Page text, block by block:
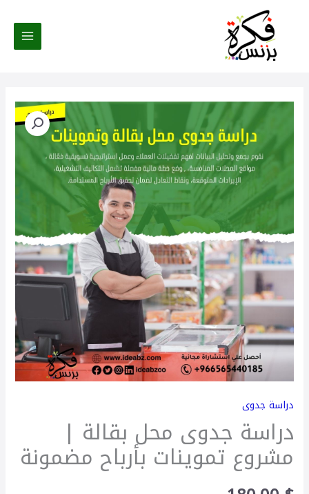
دراسة جدوى
دراسة جدوى محل بقالة |
مشروع تموينات بأرباح مضمونة
كمية
جدوى
محل
بقالة
|
مشروع
تموينات
بأرباح
مضمونة